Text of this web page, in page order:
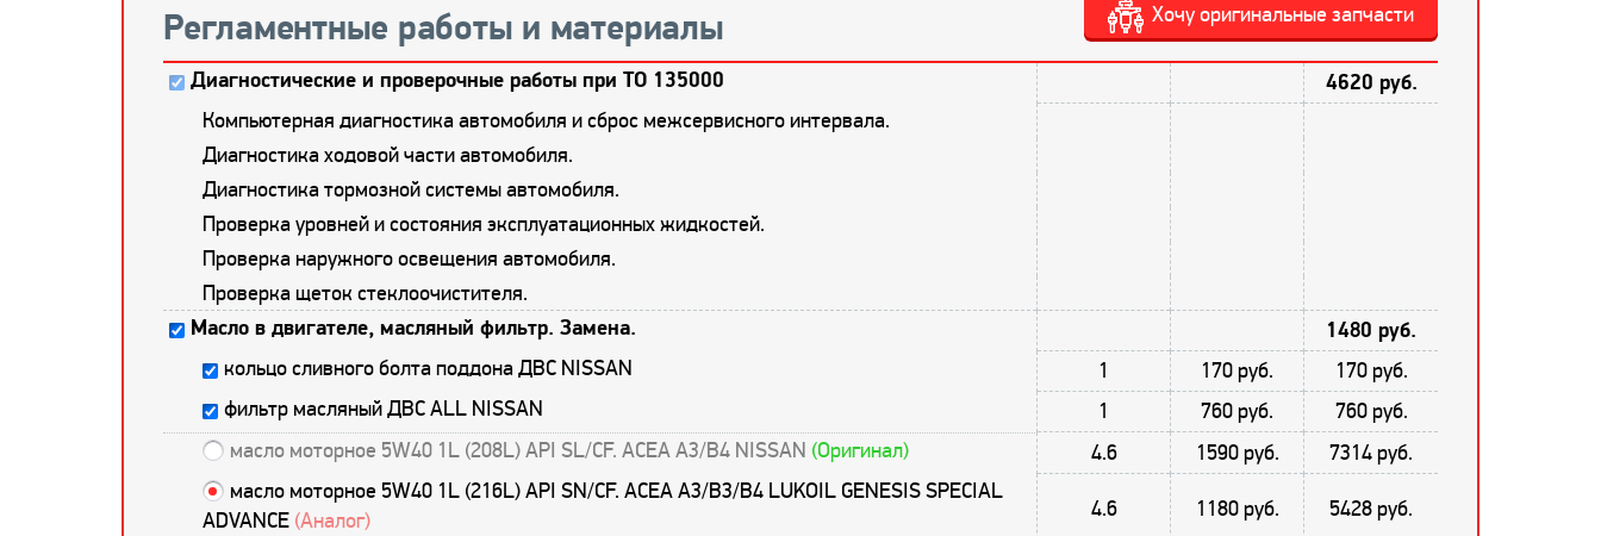
Хочу оригинальные запчасти
Регламентные работы и материалы
Диагностические и проверочные работы при ТО 135000 4620 руб.
Компьютерная диагностика автомобиля и сброс межсервисного интервала.
Диагностика ходовой части автомобиля.
Диагностика тормозной системы автомобиля.
Проверка уровней и состояния эксплуатационных жидкостей.
Проверка наружного освещения автомобиля.
Проверка щеток стеклоочистителя.
Масло в двигателе, масляный фильтр. Замена. 1480 руб.
кольцо сливного болта поддона ДВС NISSAN 1 170 руб.
170 руб.
фильтр масляный ДВС ALL NISSAN
1 760 руб.
760 руб.
масло моторное 5W40 1L (208L) API SL/CF. ACEA A3/B4 NISSAN (Оригинал) 4.6 1590 руб.
7314 руб.
масло моторное 5W40 1L (216L) API SN/CF. ACEA A3/B3/B4 LUKOIL GENESIS SPECIAL
ADVANCE (Аналог) 4.6 1180 руб. 5428 руб.